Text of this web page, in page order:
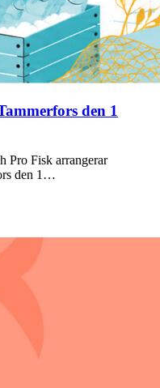
den 1
Pro Fisk arrangerar
den 1…